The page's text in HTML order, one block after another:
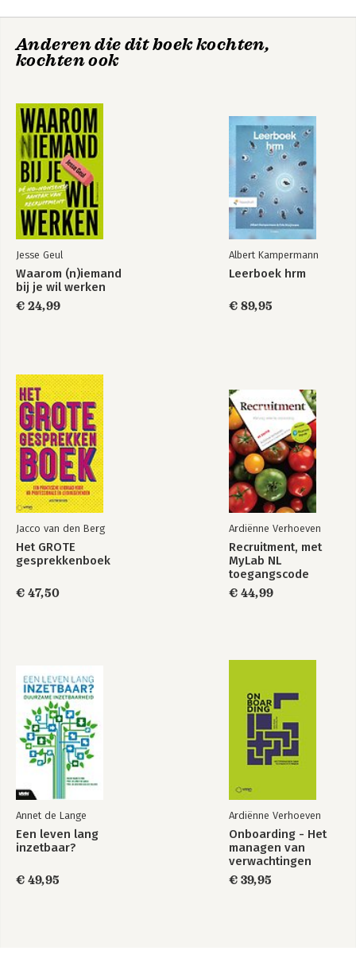
Afkortingen
Aanbevolen literatuur
Anderen die dit boek kochten,
kochten ook
Jesse Geul
Waarom (n)iemand
bij je wil werken
€ 24,99
Albert Kampermann
Leerboek hrm
€ 89,95
Jacco van den Berg
Het GROTE
gesprekkenboek
€ 47,50
Ardiënne Verhoeven
Recruitment, met
MyLab NL
toegangscode
€ 44,99
Annet de Lange
Een leven lang
inzetbaar?
€ 49,95
Ardiënne Verhoeven
Onboarding - Het
managen van
verwachtingen
€ 39,95